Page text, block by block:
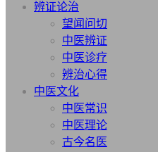
辨证论治
望闻问切
中医辨证
中医诊疗
辨治心得
中医文化
中医常识
中医理论
古今名医